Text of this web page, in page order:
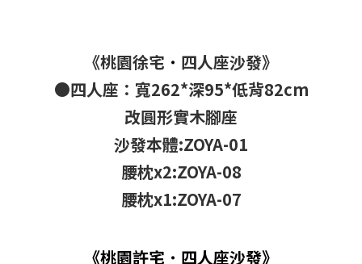
《桃園徐宅 ˙ 四人座沙發》
●四人座：寬262*深95*低背82cm
改圓形實木腳座
沙發本體:ZOYA-01
腰枕x2:ZOYA-08
腰枕x1:ZOYA-07
《桃園許宅 ˙ 四人座沙發》